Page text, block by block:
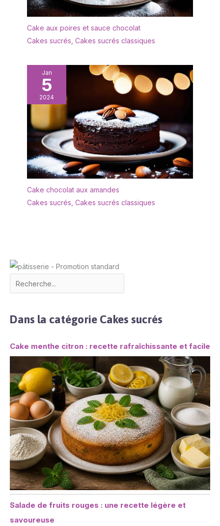
également servir de
de petites friandises
telles que de la gelée, ce
organisateurs
d'événements et les
compagnies aériennes
Cake aux poires et sauce chocolat
Cakes sucrés Cakes sucrés classiques
Jan
5
2024
Cake chocolat aux amandes
Cakes sucrés Cakes sucrés classiques
Dans la catégorie Cakes sucrés
Cake menthe citron : recette rafraîchissante et facile
Salade de fruits rouges : une recette légère et
savoureuse